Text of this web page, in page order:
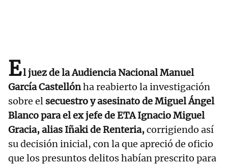
El juez de la Audiencia Nacional Manuel
García Castellónha reabierto la investigación
sobre el secuestro y asesinato de Miguel Ángel
Blanco para el ex jefe de ETA Ignacio Miguel
Gracia, alias Iñaki de Renteria,corrigiendo así
su decisión inicial, con la que apreció de oficio
que los presuntos delitos habían prescrito para